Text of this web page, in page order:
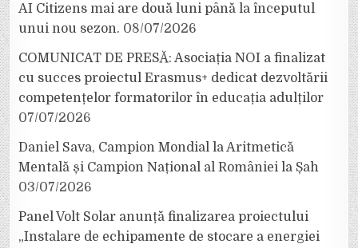
AI Citizens mai are două luni până la începutul
unui nou sezon. 08/07/2026
COMUNICAT DE PRESĂ: Asociația NOI a finalizat
cu succes proiectul Erasmus+ dedicat dezvoltării
competențelor formatorilor în educația adulților
07/07/2026
Daniel Sava, Campion Mondial la Aritmetică
Mentală și Campion Național al României la Șah
03/07/2026
Panel Volt Solar anunță finalizarea proiectului
„Instalare de echipamente de stocare a energiei